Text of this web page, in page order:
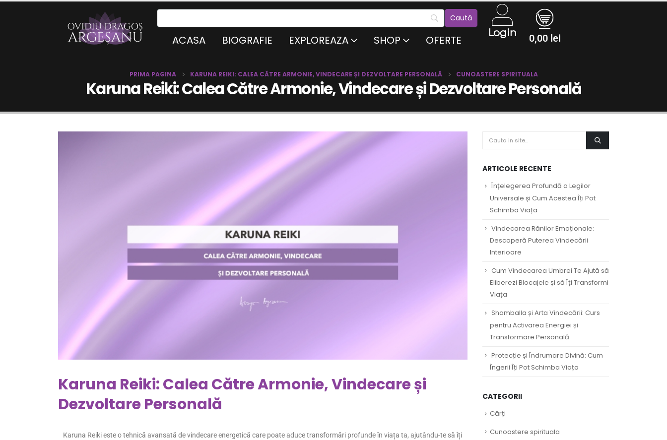
ACASA BIOGRAFIE EXPLOREAZA SHOP OFERTE
Login 0,00 lei
PRIMA PAGINA KARUNA REIKI: CALEA CĂTRE ARMONIE, VINDECARE ȘI DEZVOLTARE PERSONALĂ CUNOASTERE SPIRITUALA
Karuna Reiki: Calea Către Armonie, Vindecare și Dezvoltare Personală
Karuna Reiki: Calea Către Armonie, Vindecare și
Dezvoltare Personală
Karuna Reiki este o tehnică avansată de vindecare energetică care poate aduce transformări profunde în viața ta, ajutându-te să îți
ARTICOLE RECENTE
Înțelegerea Profundă a Legilor
Universale și Cum Acestea Îți Pot
Schimba Viața
Vindecarea Rănilor Emoționale:
Descoperă Puterea Vindecării
Interioare
Cum Vindecarea Umbrei Te Ajută să
Eliberezi Blocajele și să Îți Transformi
Viața
Shamballa și Arta Vindecării: Curs
pentru Activarea Energiei și
Transformare Personală
Protecție și Îndrumare Divină: Cum
Îngerii Îți Pot Schimba Viața
CATEGORII
Cărți
Cunoastere spirituala